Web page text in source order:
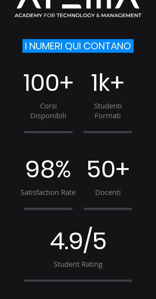
I NUMERI QUI CONTANO
100+
Corsi
Disponibili
1k+
Studenti
Formati
98%
Satisfaction Rate
50+
Docenti
4.9/5
Student Rating